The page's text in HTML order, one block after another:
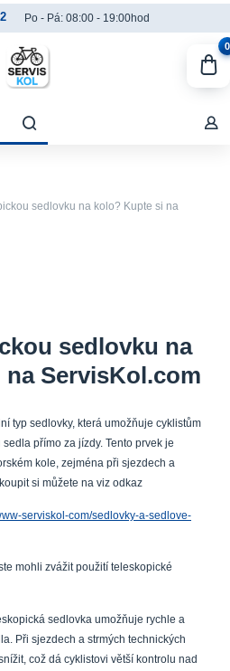
Po - Pá: 08:00 - 19:00hod
0
sedlovku na kolo? Kupte si na
sedlovku na
ServisKol.com
typ sedlovky, která umožňuje cyklistům
přímo za jízdy. Tento prvek je
kole, zejména při sjezdech a
si můžete na viz odkaz
serviskol-com/sedlovky-a-sedlove-
mohli zvážit použití teleskopické
sedlovka umožňuje rychle a
Při sjezdech a strmých technických
což dá cyklistovi větší kontrolu nad